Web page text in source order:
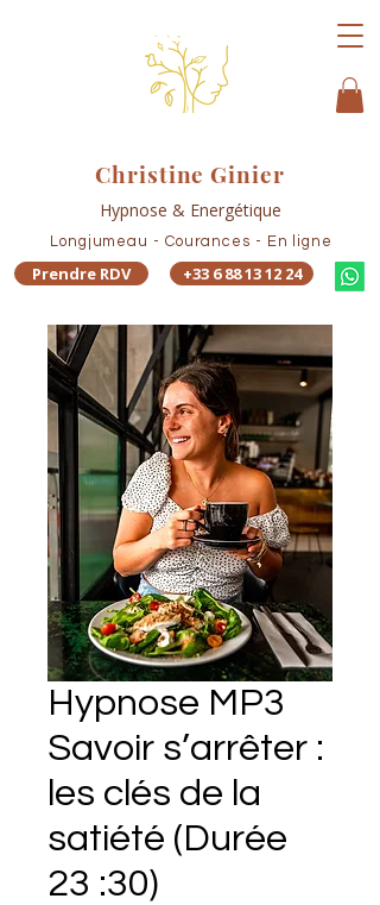
Christine Ginier
Hypnose & Energétique
Longjumeau - Courances - En ligne
Prendre RDV +33 6 88 13 12 24
Hypnose MP3
Savoir s’arrêter :
les clés de la
satiété (Durée
23 :30)